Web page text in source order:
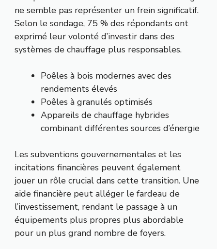
ne semble pas représenter un frein significatif.
Selon le sondage, 75 % des répondants ont
exprimé leur volonté d’investir dans des
systèmes de chauffage plus responsables.
Poêles à bois modernes avec des
rendements élevés
Poêles à granulés optimisés
Appareils de chauffage hybrides
combinant différentes sources d’énergie
Les subventions gouvernementales et les
incitations financières peuvent également
jouer un rôle crucial dans cette transition. Une
aide financière peut alléger le fardeau de
l’investissement, rendant le passage à un
équipements plus propres plus abordable
pour un plus grand nombre de foyers.